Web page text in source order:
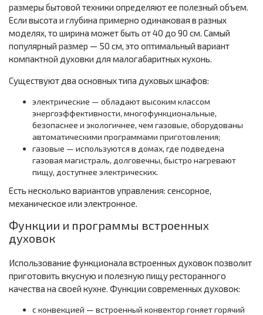
размеры бытовой техники определяют ее полезный объем.
Если высота и глубина примерно одинаковая в разных
моделях, то ширина может быть от 40 до 90 см. Самый
популярный размер — 50 см, это оптимальный вариант
компактной духовки для малогабаритных кухонь.
Существуют два основных типа духовых шкафов:
электрические — обладают высоким классом
энергоэффективности, многофункциональные,
безопаснее и экологичнее, чем газовые, оборудованы
автоматическими программами приготовления;
газовые — используются в домах, где подведена
газовая магистраль, долговечны, быстро нагревают
пищу, доступнее электрических.
Есть несколько вариантов управления: сенсорное,
механическое или электронное.
Функции и программы встроенных
духовок
Использование функционала встроенных духовок позволит
приготовить вкусную и полезную пищу ресторанного
качества на своей кухне. Функции современных духовок:
с конвекцией — встроенный конвектор гоняет горячий